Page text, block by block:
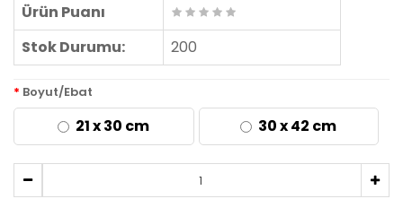
Ürün Puanı
Stok Durumu:
200
Boyut/Ebat
21 x 30 cm 30 x 42 cm